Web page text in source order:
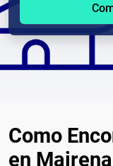
Como
en